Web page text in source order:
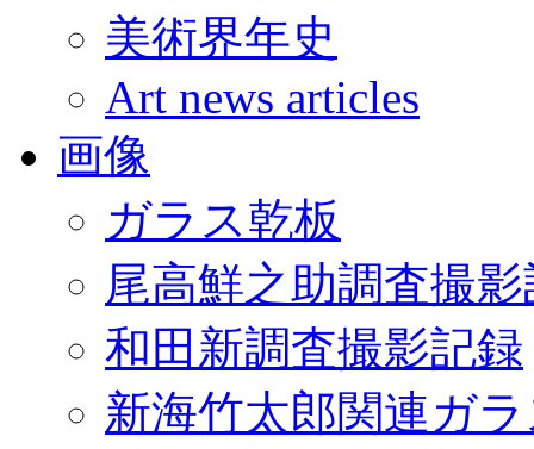
美術界年史
Art news articles
画像
ガラス乾板
尾高鮮之助調査撮
和田新調査撮影記録
新海竹太郎関連ガ